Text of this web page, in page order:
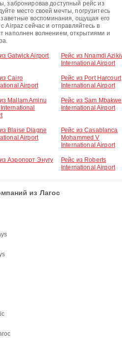
забронировав доступный рейс из
место своей мечты, погрузитесь
заветные воспоминания, ощущая его
Airpaz сейчас и отправляйтесь в
наполнен волнением, открытиями и
Gatwick Airport
Рейс из Nnamdi
International Airport
Cairo
Airport
Рейс из Port Harcourt
International Airport
Mallam Aminu
Рейс из Sam Mbakwe
International Airport
Blaise Diagne
Airport
Рейс из Casablanca
Mohammed V
International Airport
Аэропорт Энугу
Рейс из Roberts
International Airport
из Лагос